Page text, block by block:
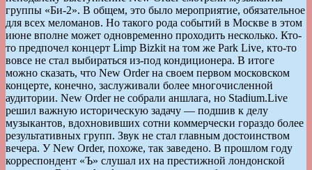
группы «Би-2». В общем, это было мероприятие, обязательное
для всех меломанов. Но такого рода событий в Москве в этом
июне вполне может одновременно проходить несколько. Кто-
то предпочел концерт Limp Bizkit на том же Park Live, кто-то
вовсе не стал выбираться из-под кондиционера. В итоге
можно сказать, что New Order на своем первом московском
концерте, конечно, заслуживали более многочисленной
аудитории. New Order не собрали аншлага, но Stadium.Live
решил важную историческую задачу — подшив к делу
музыкантов, вдохновивших сотни коммерчески гораздо более
результативных групп. Звук не стал главным достоинством
вечера. У New Order, похоже, так заведено. В прошлом году
корреспондент «Ъ» слушал их на престижной лондонской